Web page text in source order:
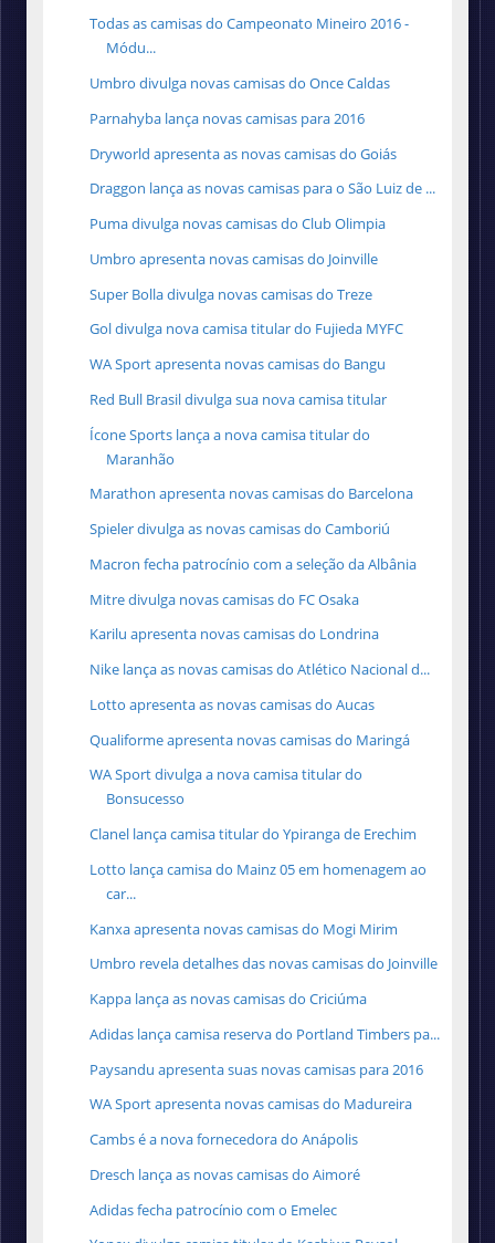
Todas as camisas do Campeonato Mineiro 2016 -
Módu...
Umbro divulga novas camisas do Once Caldas
Parnahyba lança novas camisas para 2016
Dryworld apresenta as novas camisas do Goiás
Draggon lança as novas camisas para o São Luiz de ...
Puma divulga novas camisas do Club Olimpia
Umbro apresenta novas camisas do Joinville
Super Bolla divulga novas camisas do Treze
Gol divulga nova camisa titular do Fujieda MYFC
WA Sport apresenta novas camisas do Bangu
Red Bull Brasil divulga sua nova camisa titular
Ícone Sports lança a nova camisa titular do
Maranhão
Marathon apresenta novas camisas do Barcelona
Spieler divulga as novas camisas do Camboriú
Macron fecha patrocínio com a seleção da Albânia
Mitre divulga novas camisas do FC Osaka
Karilu apresenta novas camisas do Londrina
Nike lança as novas camisas do Atlético Nacional d...
Lotto apresenta as novas camisas do Aucas
Qualiforme apresenta novas camisas do Maringá
WA Sport divulga a nova camisa titular do
Bonsucesso
Clanel lança camisa titular do Ypiranga de Erechim
Lotto lança camisa do Mainz 05 em homenagem ao
car...
Kanxa apresenta novas camisas do Mogi Mirim
Umbro revela detalhes das novas camisas do Joinville
Kappa lança as novas camisas do Criciúma
Adidas lança camisa reserva do Portland Timbers pa...
Paysandu apresenta suas novas camisas para 2016
WA Sport apresenta novas camisas do Madureira
Cambs é a nova fornecedora do Anápolis
Dresch lança as novas camisas do Aimoré
Adidas fecha patrocínio com o Emelec